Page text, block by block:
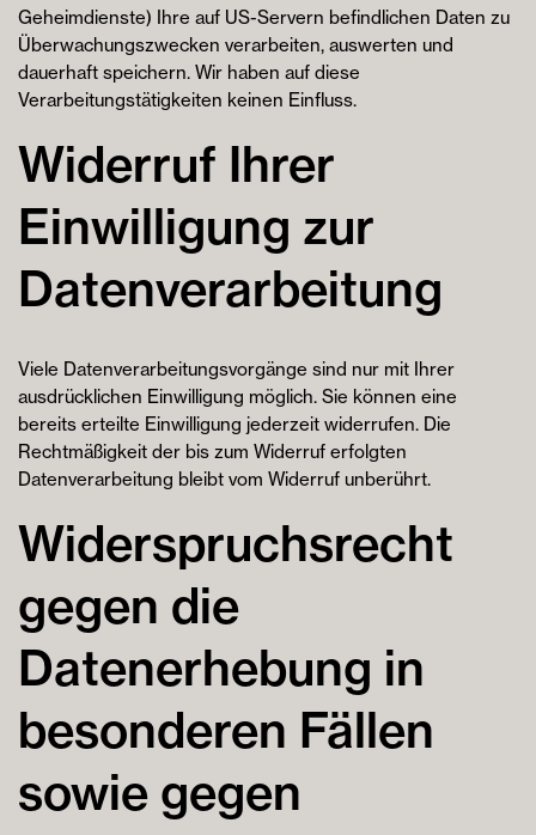
Geheimdienste) Ihre auf US-Servern befindlichen Daten zu
Überwachungszwecken verarbeiten, auswerten und
dauerhaft speichern. Wir haben auf diese
Verarbeitungstätigkeiten keinen Einfluss.
Widerruf Ihrer
Einwilligung zur
Datenverarbeitung
Viele Datenverarbeitungsvorgänge sind nur mit Ihrer
ausdrücklichen Einwilligung möglich. Sie können eine
bereits erteilte Einwilligung jederzeit widerrufen. Die
Rechtmäßigkeit der bis zum Widerruf erfolgten
Datenverarbeitung bleibt vom Widerruf unberührt.
Widerspruchsrecht
gegen die
Datenerhebung in
besonderen Fällen
sowie gegen